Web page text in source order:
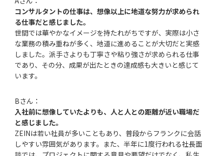
コンサルタントの仕事は、想像以上に地道な努力が求められ
る仕事だと感じました。
世間では華やかなイメージを持たれがちですが、実際は小さ
な業務の積み重ねが多く、地道に進めることが大切だと実感
しました。派手さよりも丁寧さや粘り強さが求められる仕事
であり、その分、成果が出たときの達成感も大きいと感じて
います。
Bさん：
入社前に想像していたよりも、人と人との距離が近い職場だ
と感じました。
ZEINは若い社員が多いこともあり、普段からフランクに会話
しやすい雰囲気があります。また、半年に1度行われる社長面